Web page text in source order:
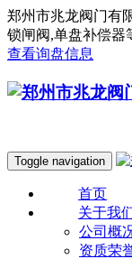
郑州市兆龙阀门有
锁闸阀,单盘补偿器
查看询盘信息
Toggle navigation
首页
关于我
公司概
资质荣